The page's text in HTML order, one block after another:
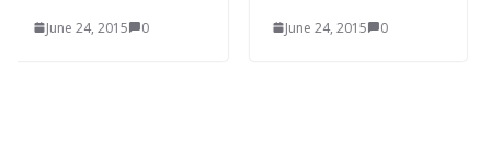
24, 2015 0 June 24, 2015 0